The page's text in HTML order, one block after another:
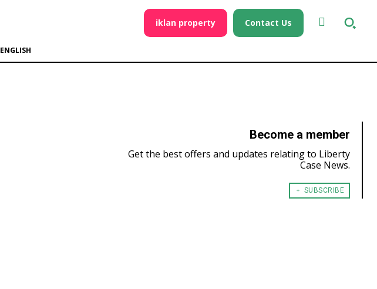
iklan property Contact Us
ENGLISH
Become a member
Get the best offers and updates relating to Liberty
Case News.
﹢ SUBSCRIBE